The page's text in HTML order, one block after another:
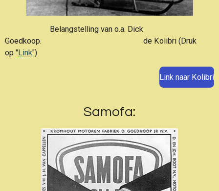
Belangstelling van o.a. Dick
Goedkoop. de Kolibri (Druk
op "Link")
Link naar Kolibri
Samofa: